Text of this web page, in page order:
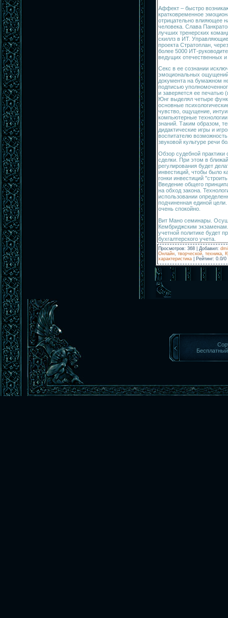
Аффект – быстро
кратковременное
отрицательно влияющее
человека. Слава
лучших тренерских
скиллз в ИТ.
проекта Стратоплан,
более 5000 ИТ-
ведущих отечественных
Секс в ее сознании
эмоциональных
документа на бумажном
подписью
и заверяется ее
Юнг выделял четыре
основные
чувство, ощущение,
компьютерные
знаний. Таким образом,
дидактические игры и
воспитателю
звуковой культуре речи
Обзор судебной практики
сделки. При этом в
регулирования будет
инвестиций, чтобы было
гонки инвестиций
Введение общего
на обход закона.
использовании
подчиненная единой
очень спокойно.
Вит Мано семинары.
Кембриджским
учетной политике будет
бухгалтерского учета.
Просмотров: 368 Добавил:
Онлайн творческой техника
характеристика
Рейтинг: 0.0/0